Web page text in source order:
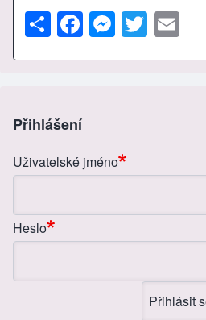
S
h
ar
F
a
c
o
o
M
e
ss
g
er
T
wi
tt ail
Přihlášení
Uživatelské jméno
Heslo